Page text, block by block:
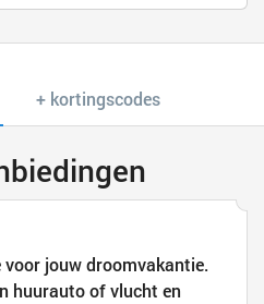
+ kortingscodes
jouw droomvakantie.
huurauto of vlucht en